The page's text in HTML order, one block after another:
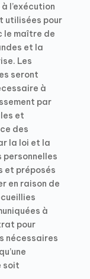
l’exécution
utilisées pour
le maître de
et la
Les
seront
à
par
et
des
la loi et la
personnelles
et préposés
en raison de
à
pour
nécessaires
soit